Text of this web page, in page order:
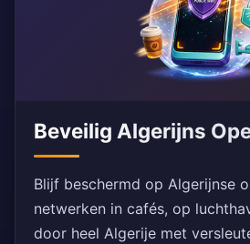
Beveilig Algerijns
Blijf beschermd op Algerijnse
netwerken in cafés, op
door heel Algerije met